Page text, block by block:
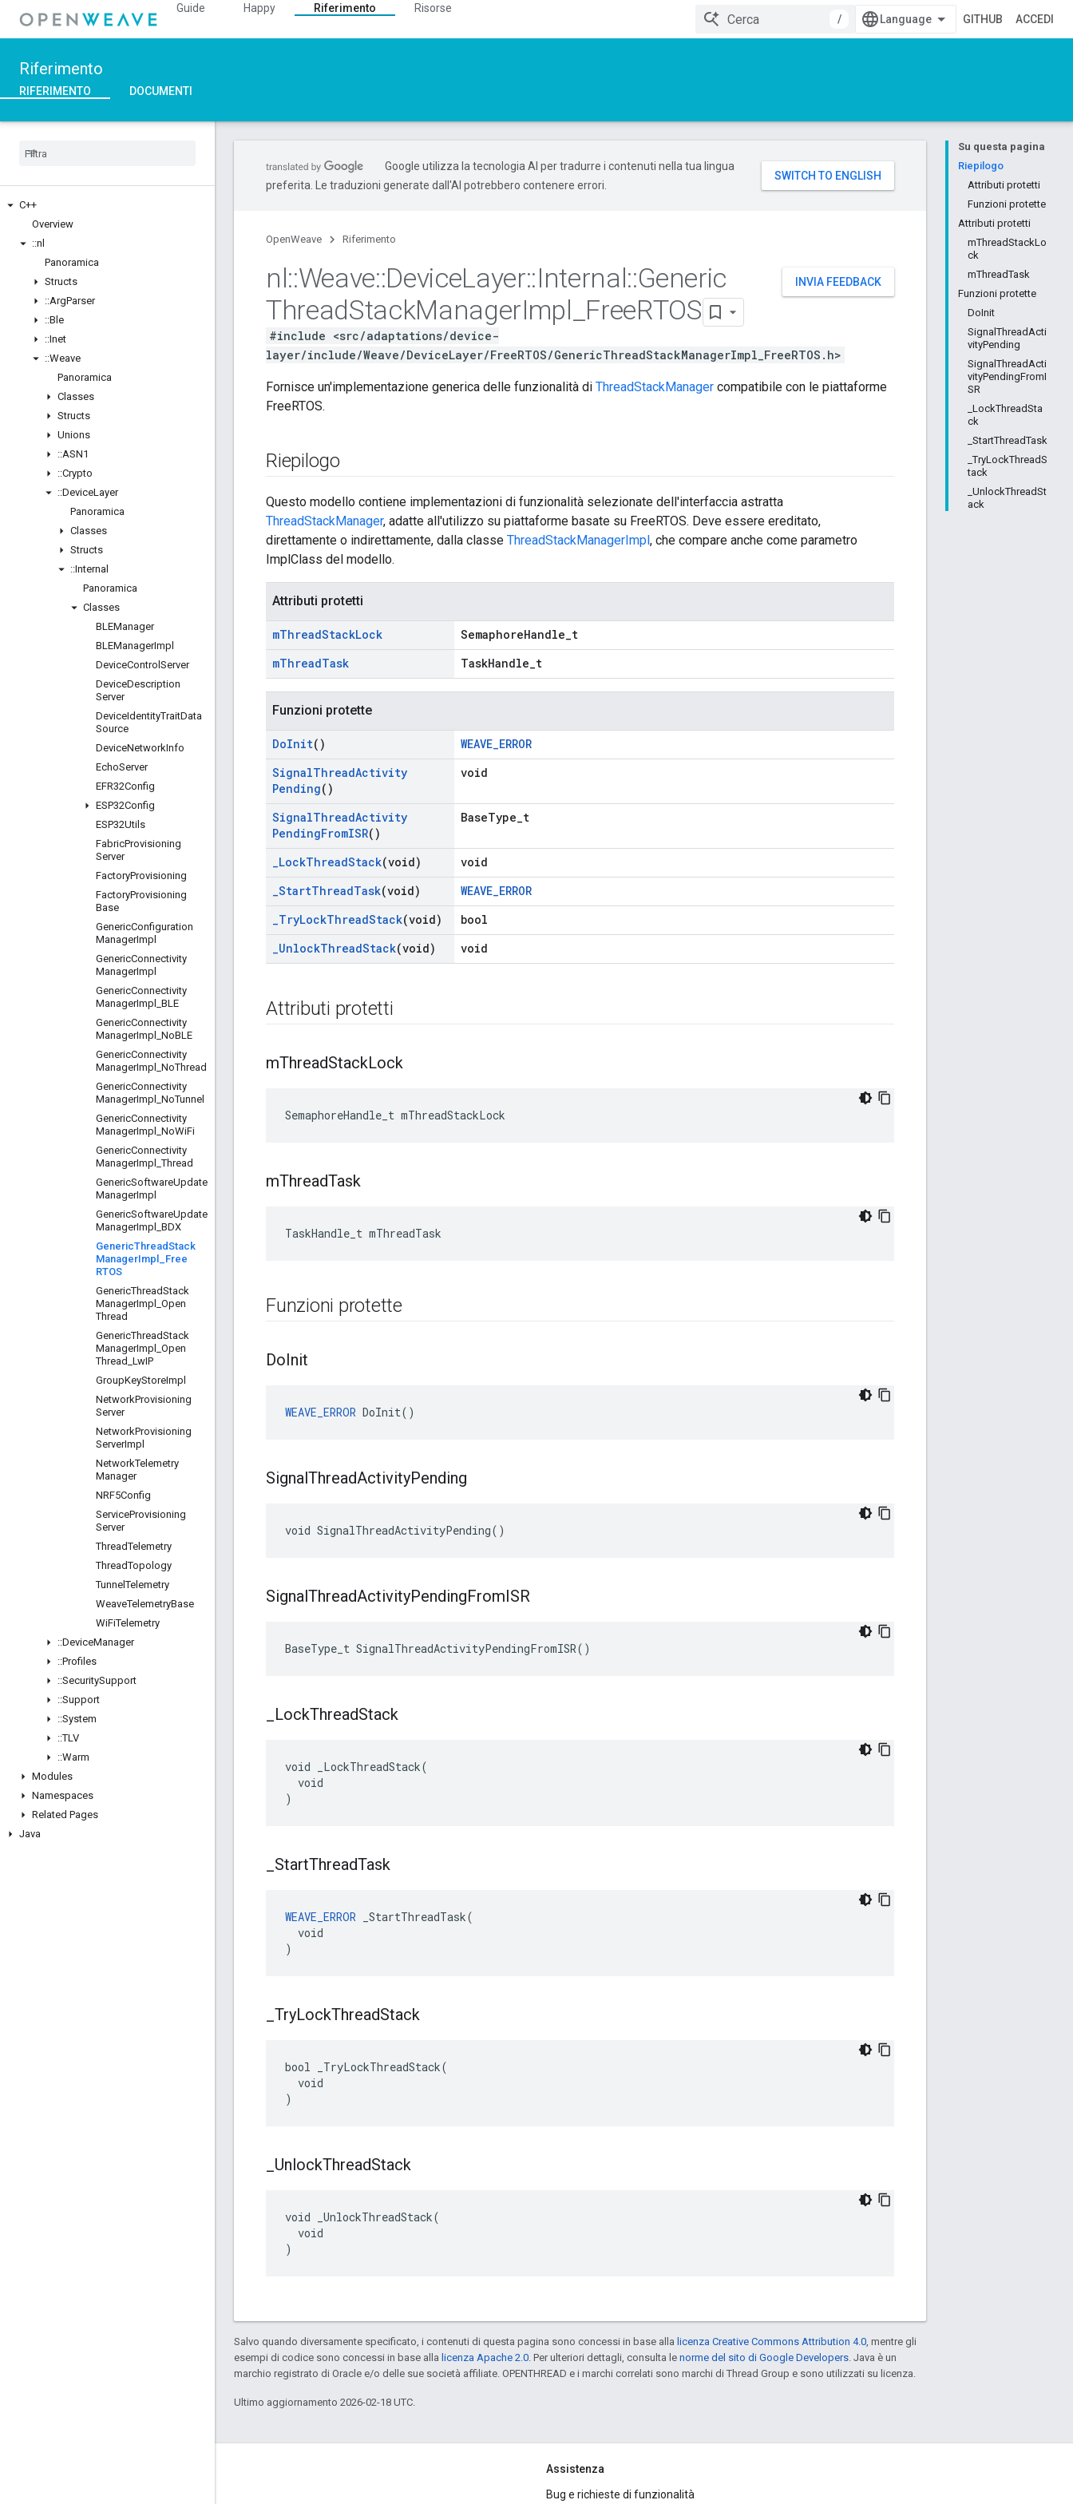
Guide Happy Riferimento
Risorse
/
GITHUB ACCEDI
Riferimento
RIFERIMENTO DOCUMENTI
C++
Overview
::nl
Panoramica
Structs
::ArgParser
::Ble
::Inet
::Weave
Panoramica
Classes
Structs
Unions
::ASN1
::Crypto
::DeviceLayer
Panoramica
Classes
Structs
::Internal
Panoramica
Classes
BLEManager
BLEManagerImpl
DeviceControl Server
DeviceDescription
Server
DeviceIdentityTraitData
Source
DeviceNetworkInfo
EchoServer
EFR32Config
ESP32Config
ESP32Utils
FabricProvisioning
Server
FactoryProvisioning
FactoryProvisioning
Base
GenericConfiguration
ManagerImpl
GenericConnectivity
ManagerImpl
GenericConnectivity
ManagerImpl
BLE
GenericConnectivity
ManagerImpl NoBLE
GenericConnectivity
ManagerImpl NoThread
GenericConnectivity
ManagerImpl NoTunnel
GenericConnectivity
ManagerImpl NoWiFi
GenericConnectivity
ManagerImpl _Thread
GenericSoftwareUpdate
ManagerImpl
GenericSoftwareUpdate
ManagerImpl
BDX
GenericThreadStack
ManagerImpl
Free
RTOS
GenericThreadStack
ManagerImpl
Open
Thread
GenericThreadStack
ManagerImpl
Open
Thread LwIP
GroupKeyStoreImpl
NetworkProvisioning
Server
NetworkProvisioning
ServerImpl
NetworkTelemetry
Manager
NRF5Config
ServiceProvisioning
Server
ThreadTelemetry
ThreadTopology
TunnelTelemetry
WeaveTelemetryBase
WiFiTelemetry
::DeviceManager
::Profiles
::SecuritySupport
::Support
::System
::TLV
::Warm
Modules
Namespaces
Related Pages
Java
Su questa pagina
Riepilogo
Attributi protetti
Funzioni protette
Attributi protetti
mThreadStackLo
ck
mThreadTask
Funzioni protette
DoInit
SignalThreadActi
vityPending
SignalThreadActi
vityPendingFromI
SR
_LockThreadSta
ck
_StartThreadTask
_TryLockThreadS
tack
_UnlockThreadSt
ack
Google utilizza la tecnologia AI per tradurre i contenuti nella tua lingua
preferita. Le traduzioni generate dall'AI potrebbero contenere errori.
OpenWeave Riferimento
INVIA FEEDBACK
nl::Weave::DeviceLayer::Internal::Generic
ThreadStackManagerImpl FreeRTOS
#include <src/adaptations/device-
layer/include/Weave/DeviceLayer/FreeRTOS/GenericThreadStackManagerImpl_FreeRTOS.h>
Fornisce un'implementazione generica delle funzionalità di ThreadStackManager compatibile con le piattaforme
FreeRTOS.
Riepilogo
Questo modello contiene implementazioni di funzionalità selezionate dell'interfaccia astratta
ThreadStackManager, adatte all'utilizzo su piattaforme basate su FreeRTOS. Deve essere ereditato,
direttamente o indirettamente, dalla classe ThreadStackManagerImpl, che compare anche come parametro
ImplClass del modello.
Attributi protetti
mThreadStackLock
SemaphoreHandle_t
mThreadTask TaskHandle_t
Funzioni protette
DoInit()
WEAVE_ERROR
SignalThreadActivity
Pending()
void
SignalThreadActivity
PendingFromISR()
BaseType_t
_LockThreadStack(void)
void
_StartThreadTask(void)
WEAVE_ERROR
_TryLockThreadStack(void)
bool
_UnlockThreadStack(void) void
Attributi protetti
mThreadStackLock
SemaphoreHandle_t mThreadStackLock
mThreadTask
TaskHandle_t mThreadTask
Funzioni protette
DoInit
WEAVE_ERROR DoInit()
SignalThreadActivityPending
void SignalThreadActivityPending()
SignalThreadActivityPendingFromISR
BaseType_t SignalThreadActivityPendingFromISR()
LockThreadStack
void _LockThreadStack(
  void
)
StartThreadTask
WEAVE_ERROR _StartThreadTask(
  void
)
TryLockThreadStack
bool _TryLockThreadStack(
  void
)
UnlockThreadStack
void _UnlockThreadStack(
  void
)
Salvo quando diversamente specificato, i contenuti di questa pagina sono concessi in base alla licenza Creative Commons Attribution 4.0, mentre gli
esempi di codice sono concessi in base alla licenza Apache 2.0. Per ulteriori dettagli, consulta le norme del sito di Google Developers. Java è un
marchio registrato di Oracle e/o delle sue società affiliate. OPENTHREAD e i marchi correlati sono marchi di Thread Group e sono utilizzati su licenza.
Ultimo aggiornamento 2026-02-18 UTC.
Assistenza
Bug e richieste di funzionalità